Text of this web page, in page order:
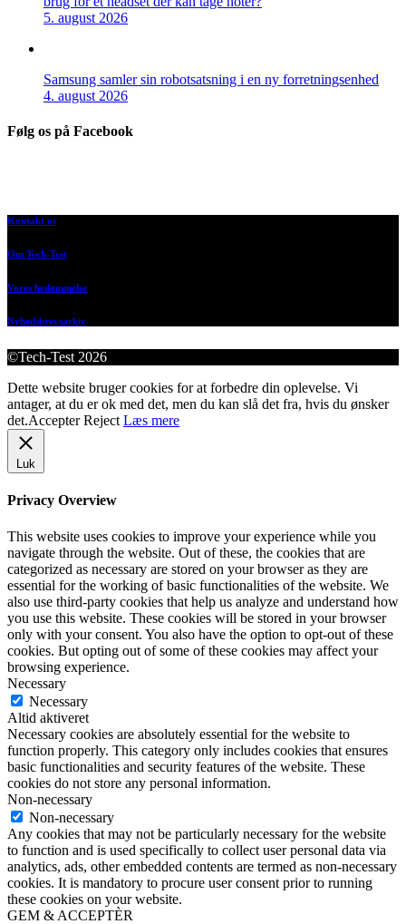
5. august 2026
Samsung samler sin robotsatsning i en ny forretningsenhed
4. august 2026
Følg os på Facebook
Kontakt os
Om Tech-Test
Vores bedømmelse
Nyhedsbrevsarkiv
©Tech-Test 2026
Dette website bruger cookies for at forbedre din oplevelse. Vi
antager, at du er ok med det, men du kan slå det fra, hvis du ønsker
det.Accepter Reject Læs mere
Luk
Privacy Overview
This website uses cookies to improve your experience while you
navigate through the website. Out of these, the cookies that are
categorized as necessary are stored on your browser as they are
essential for the working of basic functionalities of the website. We
also use third-party cookies that help us analyze and understand how
you use this website. These cookies will be stored in your browser
only with your consent. You also have the option to opt-out of these
cookies. But opting out of some of these cookies may affect your
browsing experience.
Necessary
Necessary
Altid aktiveret
Necessary cookies are absolutely essential for the website to
function properly. This category only includes cookies that ensures
basic functionalities and security features of the website. These
cookies do not store any personal information.
Non-necessary
Non-necessary
Any cookies that may not be particularly necessary for the website
to function and is used specifically to collect user personal data via
analytics, ads, other embedded contents are termed as non-necessary
cookies. It is mandatory to procure user consent prior to running
these cookies on your website.
GEM & ACCEPTÈR